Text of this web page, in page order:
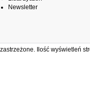
Newsletter
Ilość wyświetleń